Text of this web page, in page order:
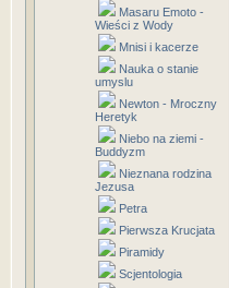
Masaru Emoto -
Wieści z Wody
Mnisi i kacerze
Nauka o stanie
umyslu
Newton - Mroczny
Heretyk
Niebo na ziemi -
Buddyzm
Nieznana rodzina
Jezusa
Petra
Pierwsza Krucjata
Piramidy
Scjentologia